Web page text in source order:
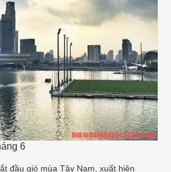
6
đầu gió mùa Tây Nam, xuất hiện